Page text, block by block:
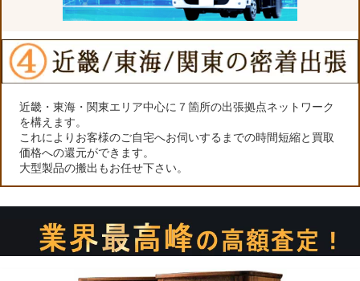
近畿・東海・関東エリア中心に７箇所の出張拠点ネットワーク
を構えます。
これによりお客様のご自宅へお伺いするまでの時間短縮と買取
価格への還元ができます。
大型製品の搬出もお任せ下さい。